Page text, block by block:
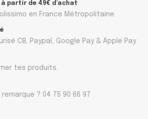
partir de 49€ d'achat
en France Métropolitaine.
CB, Paypal, Google Pay & Apple Pay
tes produits.
? 04 75 90 66 97